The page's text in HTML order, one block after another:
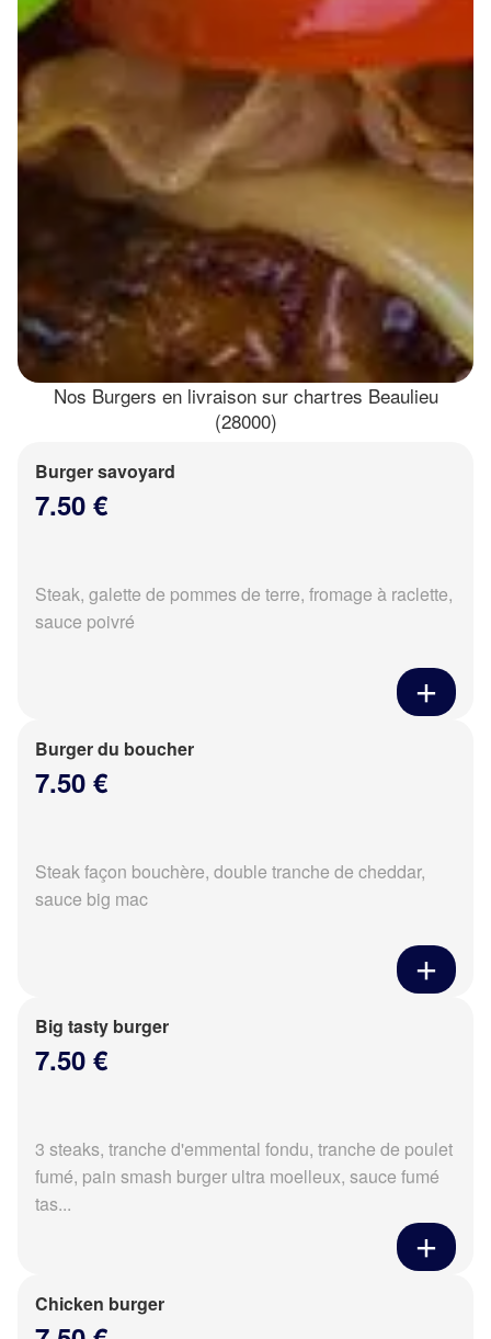
Nos Burgers en livraison sur chartres Beaulieu
(28000)
Burger savoyard
7.50 €
Steak, galette de pommes de terre, fromage à raclette,
sauce poivré
Burger du boucher
7.50 €
Steak façon bouchère, double tranche de cheddar,
sauce big mac
Big tasty burger
7.50 €
3 steaks, tranche d'emmental fondu, tranche de poulet
fumé, pain smash burger ultra moelleux, sauce fumé
tas...
Chicken burger